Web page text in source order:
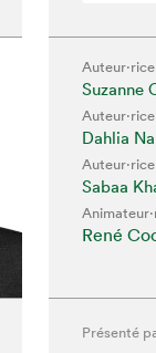
Auteur·rice
Suzanne
Auteur·rice
Dahlia
Auteur·rice
Sabaa
René
Présenté